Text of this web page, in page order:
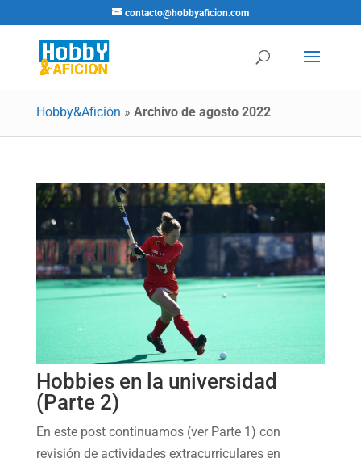
contacto@hobbyaficion.com
Hobby&Afición » Archivo de agosto 2022
Hobbies en la universidad
(Parte 2)
En este post continuamos (ver Parte 1) con
revisión de actividades extracurriculares en